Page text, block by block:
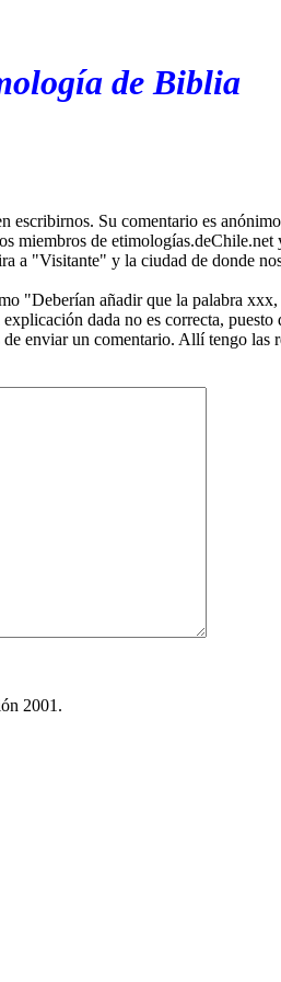
de Biblia
escribirnos. Su comentario es
miembros de
a "Visitante" y la ciudad de donde
"Deberían añadir que la palabra
dada no es correcta,
de enviar un comentario. Allí tengo las
2001.